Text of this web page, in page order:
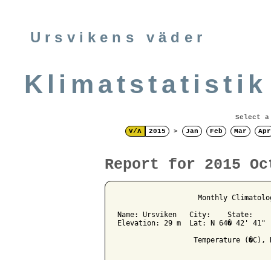
Ursvikens väder
Klimatstatistik
Select a
V/Λ
2015 > Jan Feb Mar Apr
Report for 2015
Monthly
Name: Ursviken   City:    State:
Elevation: 29 m  Lat: N 64� 42' 41"
Temperature (�C),